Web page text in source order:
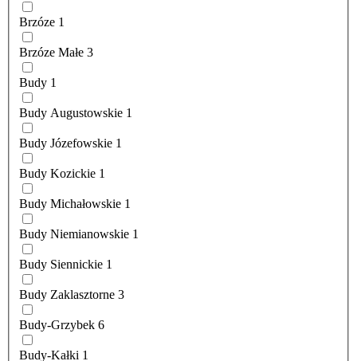
Brzóze 1
Brzóze Małe 3
Budy 1
Budy Augustowskie 1
Budy Józefowskie 1
Budy Kozickie 1
Budy Michałowskie 1
Budy Niemianowskie 1
Budy Siennickie 1
Budy Zaklasztorne 3
Budy-Grzybek 6
Budy-Kałki 1